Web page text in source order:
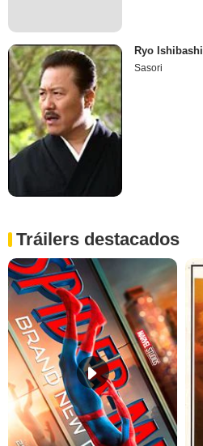
Ryo Ishibashi
Sasori
Tráilers destacados